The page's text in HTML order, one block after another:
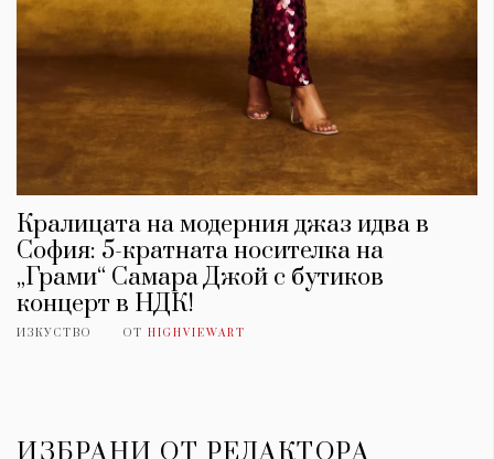
Кралицата на модерния джаз идва в
София: 5-кратната носителка на
„Грами“ Самара Джой с бутиков
концерт в НДК!
ИЗКУСТВО ОТ HIGHVIEWART